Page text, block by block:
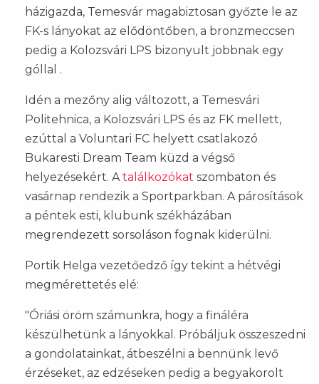
házigazda, Temesvár magabiztosan győzte le az
FK-s lányokat az elődöntőben, a bronzmeccsen
pedig a Kolozsvári LPS bizonyult jobbnak egy
góllal .
Idén a mezőny alig változott, a Temesvári
Politehnica, a Kolozsvári LPS és az FK mellett,
ezúttal a Voluntari FC helyett csatlakozó
Bukaresti Dream Team küzd a végső
helyezésekért. A találkozókat szombaton és
vasárnap rendezik a Sportparkban. A párosítások
a péntek esti, klubunk székházában
megrendezett sorsoláson fognak kiderülni.
Portik Helga vezetőedző így tekint a hétvégi
megmérettetés elé:
"Óriási öröm számunkra, hogy a fináléra
készülhetünk a lányokkal. Próbáljuk összeszedni
a gondolatainkat, átbeszélni a bennünk levő
érzéseket, az edzéseken pedig a begyakorolt